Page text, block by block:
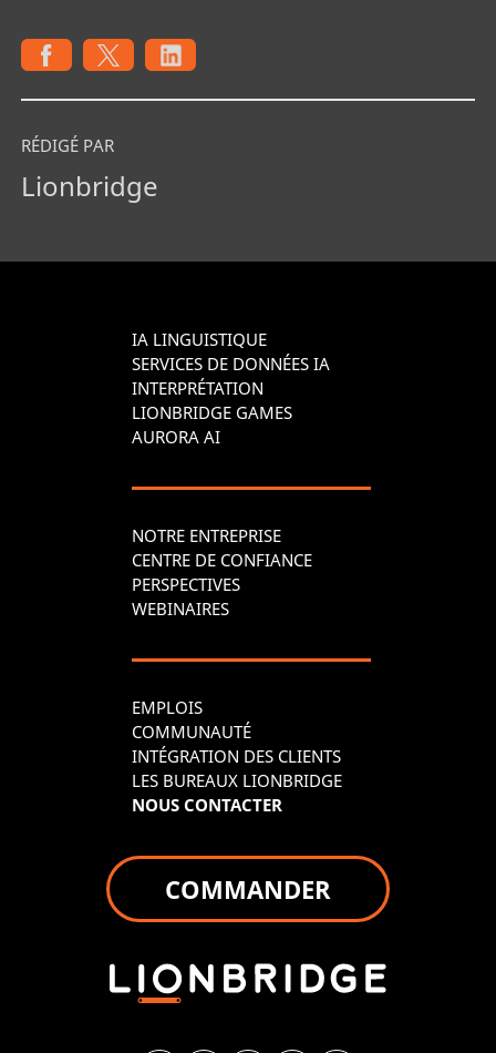
RÉDIGÉ PAR
Lionbridge
IA LINGUISTIQUE
SERVICES DE DONNÉES IA
INTERPRÉTATION
LIONBRIDGE GAMES
AURORA AI
NOTRE ENTREPRISE
CENTRE DE CONFIANCE
PERSPECTIVES
WEBINAIRES
EMPLOIS
COMMUNAUTÉ
INTÉGRATION DES CLIENTS
LES BUREAUX LIONBRIDGE
NOUS CONTACTER
COMMANDER